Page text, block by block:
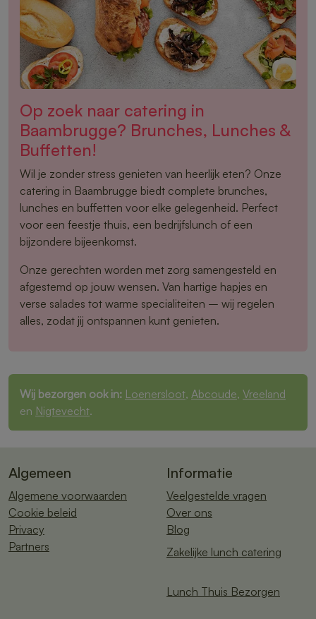
Op zoek naar catering in
Baambrugge? Brunches, Lunches &
Buffetten!
Wil je zonder stress genieten van heerlijk eten? Onze
catering in Baambrugge biedt complete brunches,
lunches en buffetten voor elke gelegenheid. Perfect
voor een feestje thuis, een bedrijfslunch of een
bijzondere bijeenkomst.
Onze gerechten worden met zorg samengesteld en
afgestemd op jouw wensen. Van hartige hapjes en
verse salades tot warme specialiteiten – wij regelen
alles, zodat jij ontspannen kunt genieten.
Wij bezorgen ook in: Loenersloot, Abcoude, Vreeland
en Nigtevecht.
Algemeen
Algemene voorwaarden
Cookie beleid
Privacy
Partners
Informatie
Veelgestelde vragen
Over ons
Blog
Zakelijke lunch catering
Lunch Thuis Bezorgen